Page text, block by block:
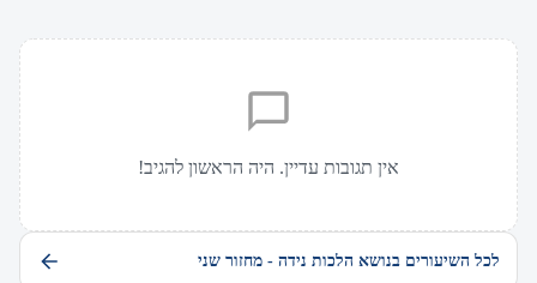
אין תגובות עדיין. היה הראשון להגיב!
לכל השיעורים בנושא הלכות נידה - מחזור שני